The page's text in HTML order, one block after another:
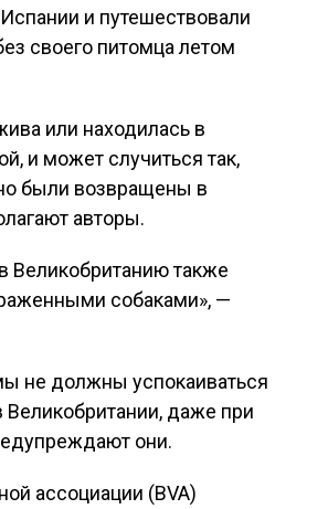
и путешествовали
своего питомца летом
или находилась в
и может случиться так,
были возвращены в
авторы.
Великобританию также
собаками», —
не должны успокаиваться
даже при
они.
ассоциации (BVA)